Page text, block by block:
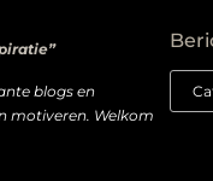
blogs en
motiveren. Welkom